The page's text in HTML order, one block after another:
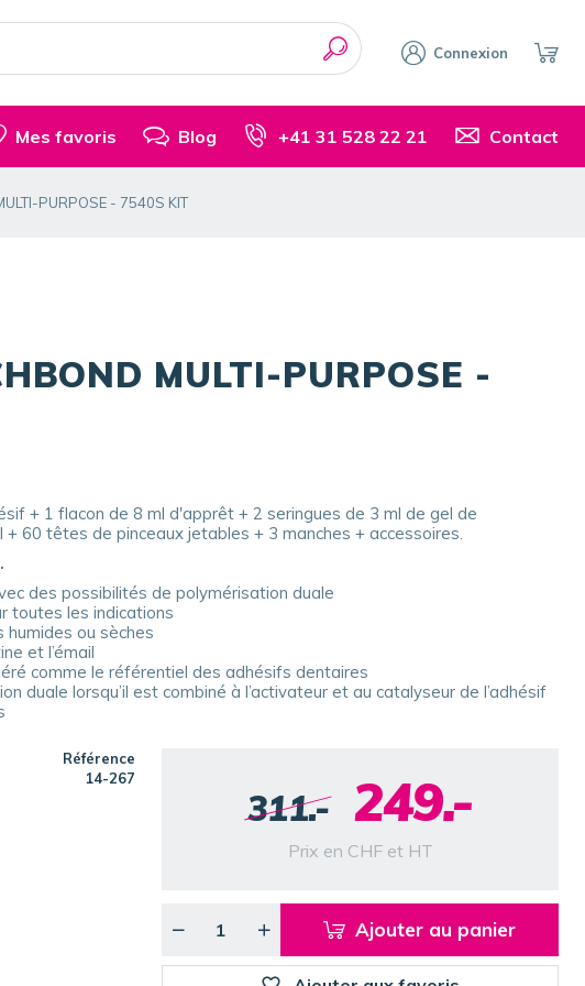
Connexion
Mes favoris Blog Contact
+41 31 528 22 21
PURPOSE - 7540S KIT
MULTI-PURPOSE -
+ 1 flacon de 8 ml d'apprêt + 2 seringues de 3 ml de gel de
60 têtes de pinceaux jetables + 3 manches + accessoires.
des possibilités de polymérisation duale
toutes les indications
ou sèches
et l’émail
comme le référentiel des adhésifs dentaires
duale lorsqu’il est combiné à l’activateur et au catalyseur de l’adhésif
311.- 249.-
Prix en CHF et HT
Référence
14-267
Ajouter au panier